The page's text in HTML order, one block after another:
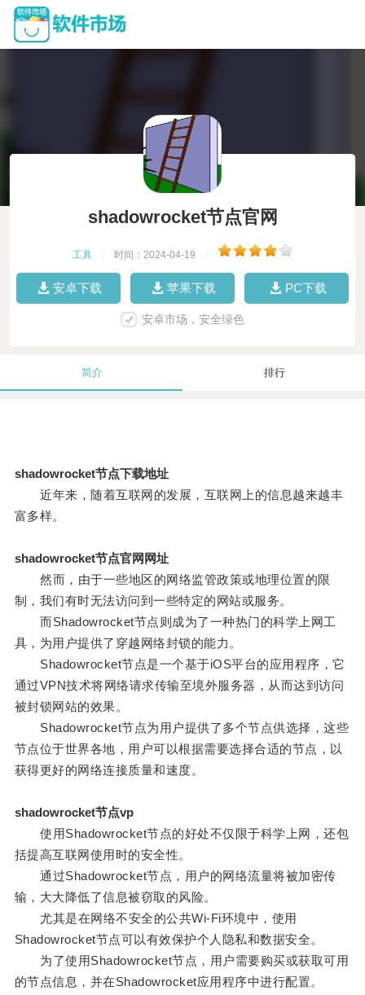
shadowrocket节点官网
工具 时间：2024-04-19
安卓下载 苹果下载 PC下载
安卓市场，安全绿色
简介 排行
shadowrocket节点下载地址
近年来，随着互联网的发展，互联网上的信息越来越丰
富多样。
shadowrocket节点官网网址
然而，由于一些地区的网络监管政策或地理位置的限
制，我们有时无法访问到一些特定的网站或服务。
而Shadowrocket节点则成为了一种热门的科学上网工
具，为用户提供了穿越网络封锁的能力。
Shadowrocket节点是一个基于iOS平台的应用程序，它
通过VPN技术将网络请求传输至境外服务器，从而达到访问
被封锁网站的效果。
Shadowrocket节点为用户提供了多个节点供选择，这些
节点位于世界各地，用户可以根据需要选择合适的节点，以
获得更好的网络连接质量和速度。
shadowrocket节点vp
使用Shadowrocket节点的好处不仅限于科学上网，还包
括提高互联网使用时的安全性。
通过Shadowrocket节点，用户的网络流量将被加密传
输，大大降低了信息被窃取的风险。
尤其是在网络不安全的公共Wi-Fi环境中，使用
Shadowrocket节点可以有效保护个人隐私和数据安全。
为了使用Shadowrocket节点，用户需要购买或获取可用
的节点信息，并在Shadowrocket应用程序中进行配置。